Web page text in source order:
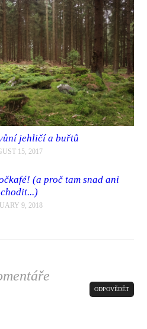
jehličí a buřtů
15, 2017
(a proč tam snad ani
9, 2018
ODPOVĚDĚT